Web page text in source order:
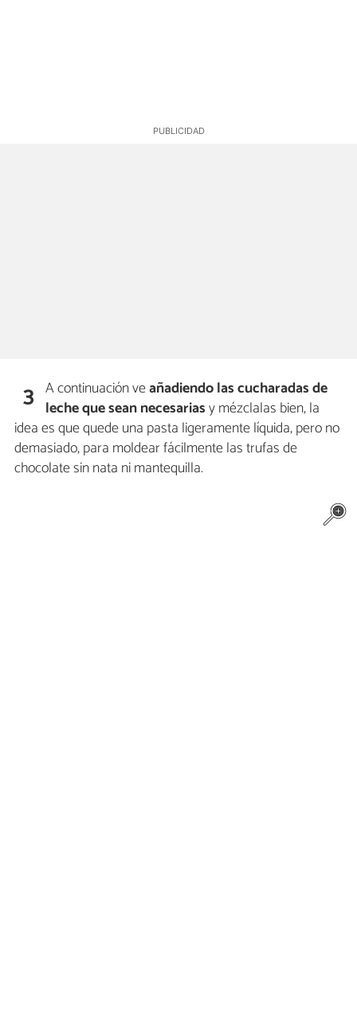
3 A continuación veañadiendo las cucharadas de
leche que sean necesariasy mézclalas bien, la
idea es que quede una pasta ligeramente líquida, pero no
demasiado, para moldear fácilmente las trufas de
chocolate sin nata ni mantequilla.